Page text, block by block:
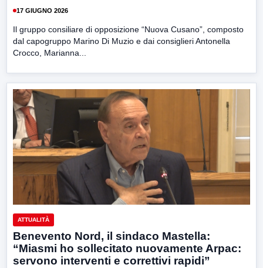
17 GIUGNO 2026
Il gruppo consiliare di opposizione “Nuova Cusano”, composto
dal capogruppo Marino Di Muzio e dai consiglieri Antonella
Crocco, Marianna...
ATTUALITÀ
Benevento Nord, il sindaco Mastella:
“Miasmi ho sollecitato nuovamente Arpac:
servono interventi e correttivi rapidi”